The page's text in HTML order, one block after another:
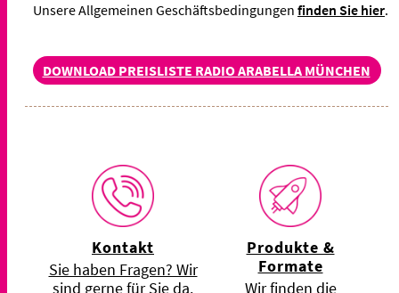
Unsere Allgemeinen Geschäftsbedingungen finden Sie hier.
DOWNLOAD PREISLISTE RADIO ARABELLA MÜNCHEN
Kontakt
Sie haben Fragen? Wir
sind gerne für Sie da.
Produkte &
Formate
Wir finden die